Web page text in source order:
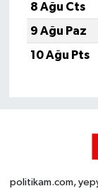
8 Ağu Cts
9 Ağu Paz
10 Ağu Pts
politikam.com,
Resmi
SAĞLIK
SEYAHAT